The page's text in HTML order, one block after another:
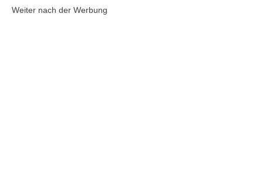
Weiter nach der Werbung